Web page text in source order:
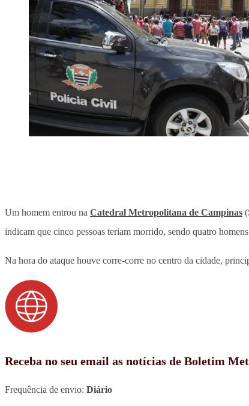
Um homem entrou na Catedral Metropolitana de Campinas
indicam que cinco pessoas teriam morrido, sendo quatro
Na hora do ataque houve corre-corre no centro da cidade,
Receba no seu email as notícias de Boletim
Frequência de envio: Diário